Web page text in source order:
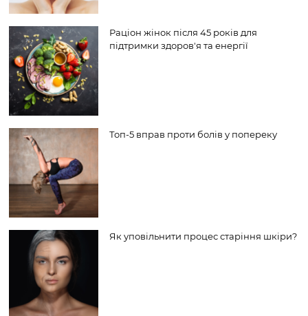
Раціон жінок після 45 років для
підтримки здоров'я та енергії
Топ-5 вправ проти болів у попереку
Як уповільнити процес старіння шкіри?